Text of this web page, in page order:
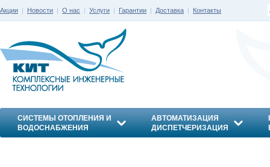
Акции | Новости | О нас | Услуги | Гарантии | Доставка | Контакты
СИСТЕМЫ ОТОПЛЕНИЯ И
ВОДОСНАБЖЕНИЯ
АВТОМАТИЗАЦИЯ
ДИСПЕТЧЕРИЗАЦИЯ